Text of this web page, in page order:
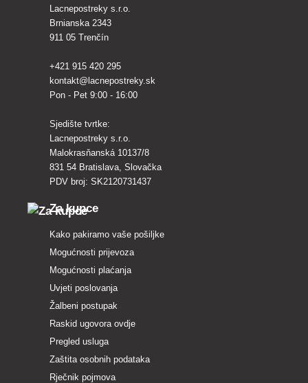
Lacnepostreky s.r.o.
Brnianska 2343
911 05 Trenčín
+421 915 420 295
kontakt@lacnepostreky.sk
Pon - Pet 9:00 - 16:00
Sjedište tvrtke:
Lacnepostreky s.r.o.
Malokrasňanská 10137/8
831 54 Bratislava, Slovačka
PDV broj: SK2120731437
Za kupce
Kako pakiramo vaše pošiljke
Mogućnosti prijevoza
Mogućnosti plaćanja
Uvjeti poslovanja
Žalbeni postupak
Raskid ugovora ovdje
Pregled usluga
Zaštita osobnih podataka
Rječnik pojmova